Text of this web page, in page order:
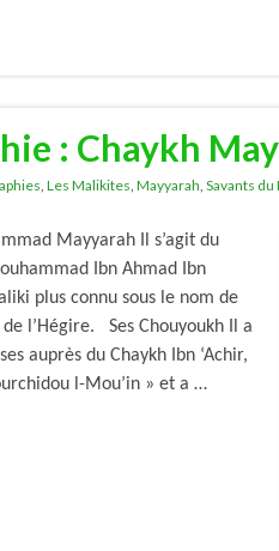
: Chaykh
, Les Malikites, Mayyarah, Savants
Mayyarah Il s’agit du
Ibn Ahmad Ibn
plus connu sous le nom de
l’Hégire. Ses Chouyoukh Il a
auprès du Chaykh Ibn ‘Achir,
l-Mou’in » et a …